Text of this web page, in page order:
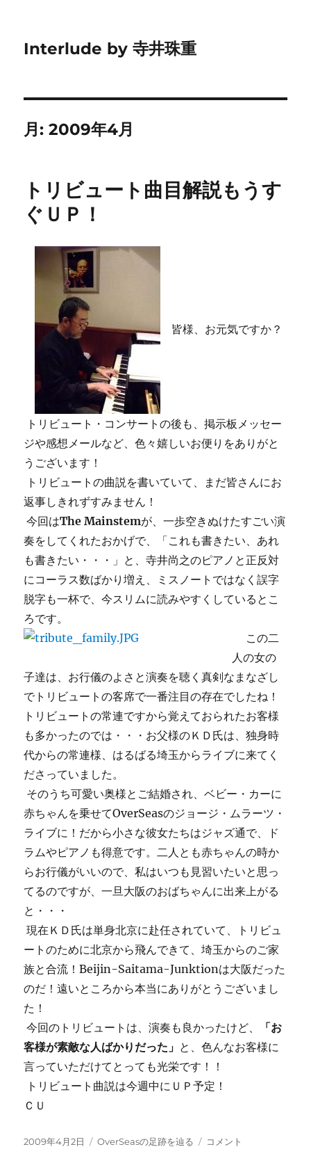
Interlude by 寺井珠重
月:2009年4月
トリビュート曲目解説もうす
ぐＵＰ！
皆様、お元気ですか？
トリビュート・コンサートの後も、掲示板メッセー
ジや感想メールなど、色々嬉しいお便りをありがと
うございます！
トリビュートの曲説を書いていて、まだ皆さんにお
返事しきれずすみません！
今回はThe Mainstemが、一歩空きぬけたすごい演
奏をしてくれたおかげで、「これも書きたい、あれ
も書きたい・・・」と、寺井尚之のピアノと正反対
にコーラス数ばかり増え、ミスノートではなく誤字
脱字も一杯で、今スリムに読みやすくしているとこ
ろです。
この二
人の女の
子達は、お行儀のよさと演奏を聴く真剣なまなざし
でトリビュートの客席で一番注目の存在でしたね！
トリビュートの常連ですから覚えておられたお客様
も多かったのでは・・・お父様のＫＤ氏は、独身時
代からの常連様、はるばる埼玉からライブに来てく
ださっていました。
そのうち可愛い奥様とご結婚され、ベビー・カーに
赤ちゃんを乗せてOverSeasのジョージ・ムラーツ・
ライブに！だから小さな彼女たちはジャズ通で、ド
ラムやピアノも得意です。二人とも赤ちゃんの時か
らお行儀がいいので、私はいつも見習いたいと思っ
てるのですが、一旦大阪のおばちゃんに出来上がる
と・・・
現在ＫＤ氏は単身北京に赴任されていて、トリビュ
ートのために北京から飛んできて、埼玉からのご家
族と合流！Beijin-Saitama-Junktionは大阪だった
のだ！遠いところから本当にありがとうございまし
た！
今回のトリビュートは、演奏も良かったけど、
「お
客様が素敵な人ばかりだった」 と、色んなお客様に
言っていただけてとっても光栄です！！
トリビュート曲説は今週中にＵＰ予定！
ＣＵ
投
2009年4月2日
カ
OverSeasの足跡を辿る
ト
コメント